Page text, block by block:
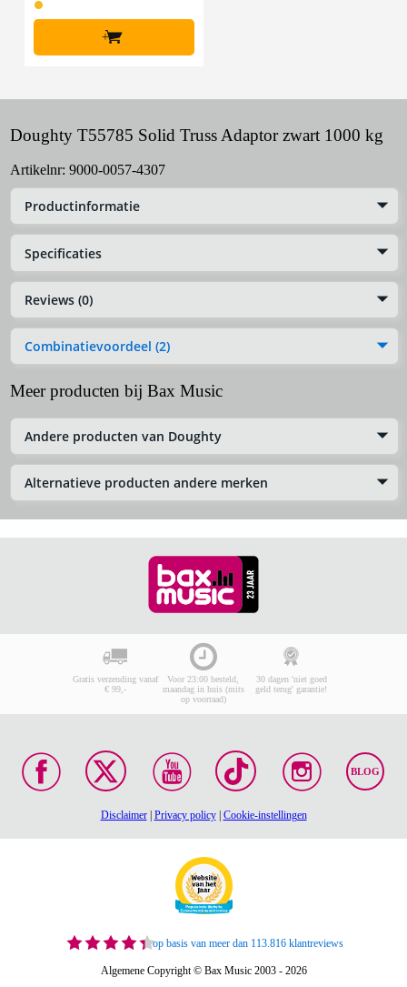
+
Doughty T55785 Solid Truss Adaptor zwart 1000 kg
Artikelnr: 9000-0057-4307
Productinformatie
Specificaties
Reviews (0)
Combinatievoordeel (2)
Meer producten bij Bax Music
Andere producten van Doughty
Alternatieve producten andere merken
Gratis verzending vanaf
€ 99,-
Voor 23:00 besteld,
maandag in huis (mits
op voorraad)
30 dagen 'niet goed
geld terug' garantie!
BLOG
Disclaimer| Privacy policy| Cookie-instellingen
op basis van meer dan 113.816 klantreviews
Algemene Copyright © Bax Music 2003 - 2026